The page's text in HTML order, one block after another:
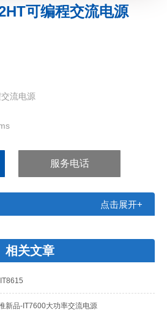
可编程交流电源
流电源
服务电话
点击展开+
相关文章
新品-IT7600大功率交流电源